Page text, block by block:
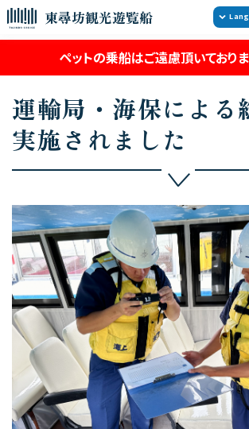
東尋坊観光遊覧船
日
簡体
繁体
ペットの乗船はご遠慮頂いており
運輸局・海保による
実施されました